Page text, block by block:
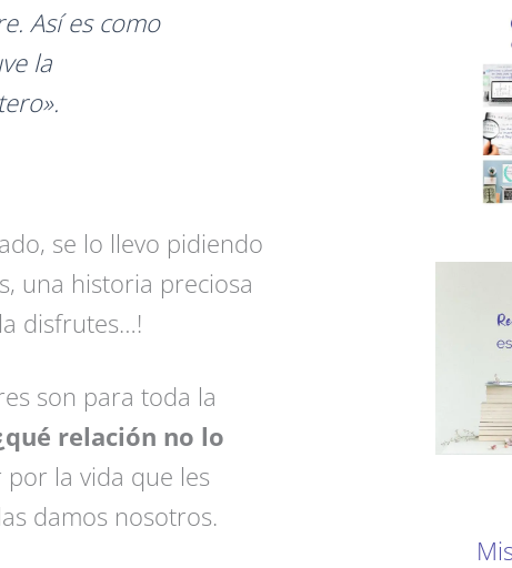
Así es como
la
se lo llevo pidiendo
una historia preciosa
disfrutes…!
son para toda la
relación no lo
la vida que les
damos nosotros.